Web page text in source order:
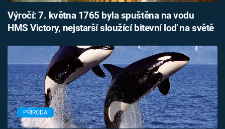
Výročí: 7. května 1765 byla spuštěna na vodu
HMS Victory, nejstarší sloužící bitevní loď na světě
PŘÍRODA